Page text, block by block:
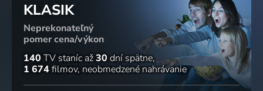
KLASIK
Neprekonateľný
pomer cena/výkon
140 TV staníc až30 dní spätne
1 674filmov neobmedzené nahrávanie